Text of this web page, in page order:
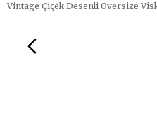
Vintage Çiçek Desenli Oversize